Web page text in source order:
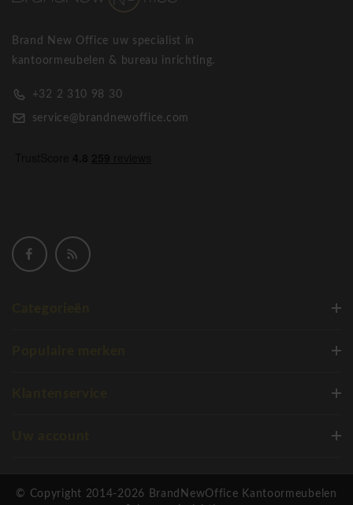
Brand New Office uw specialist in
kantoormeubelen & bureau inrichting.
+32 2 310 98 30
service@brandnewoffice.com
© Copyright 2014-2026 BrandNewOffice Kantoormeubelen